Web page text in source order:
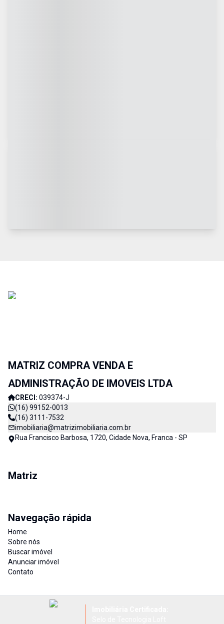
MATRIZ COMPRA VENDA E
ADMINISTRAÇÃO DE IMOVEIS LTDA
CRECI: 039374-J
(16) 99152-0013
(16) 3111-7532
imobiliaria@matrizimobiliaria.com.br
Rua Francisco Barbosa, 1720, Cidade Nova, Franca - SP
Matriz
Navegação rápida
Home
Sobre nós
Buscar imóvel
Anunciar imóvel
Contato